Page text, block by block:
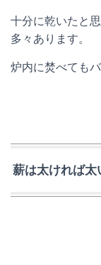
十分に乾いたと
多々あります。
炉内に焚べても
薪は太ければ